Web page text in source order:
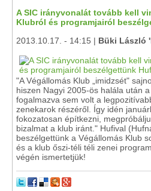
A SIC irányvonalát tovább kell
Klubról és programjairól
2013.10.17. - 14:15 | Büki László
"A Végállomás Klub „imidzsét"
hiszen Nagyi 2005-ös halála után
fogalmazva sem volt a
zenekarok részéről. Így idén
fokozatosan építkezni,
bizalmat a klub iránt." Hufival
beszélgettünk a Végállomás Klub
és a klub őszi-téli téli zenei
végén ismertetjük!